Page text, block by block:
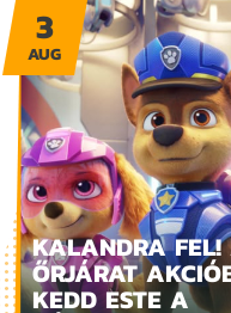
KALANDRA
ŐRJÁRAT
KEDD ESTE A
3
AUG